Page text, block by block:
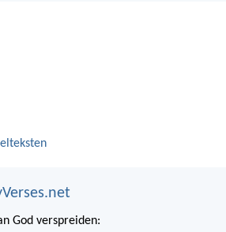
God verspreiden: